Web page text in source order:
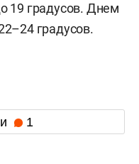
19 градусов. Днем
градусов.
1